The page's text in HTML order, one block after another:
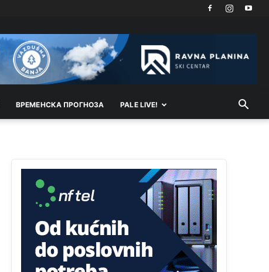
ВРEМEНСКА ПРОГНОЗА PALE LIVE!
šalju poštom a da ne dolaze? Kurko
Анонимно2807791 11:39
БиХ није гласала да је тзв.Косово држава.
Анонимно2807895 12:16
Drzi pod kontrolom tri stvari jezik,karakter i
ponasanje...Uzivotu brani tri stvari:cast,prijatelja i
zivota iskljuci tri stvari uvredu,neznanje
zavist.Sve dok si ziv gaji tri stvari
dobrotu,pamet i prijateljstvo!!
Анонимно2806721 12:39